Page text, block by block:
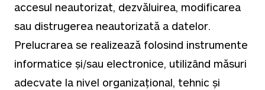
accesul neautorizat, dezvăluirea, modificarea
sau distrugerea neautorizată a datelor.
Prelucrarea se realizează folosind instrumente
informatice și/sau electronice, utilizând măsuri
adecvate la nivel organizațional, tehnic și